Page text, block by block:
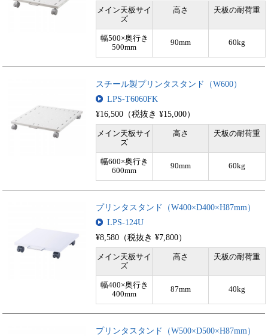
メイン天板サイ
ズ
高さ 天板の耐荷重
幅500×奥行き
500mm
90mm 60kg
スチール製プリンタスタンド（W600）
LPS-T6060FK
¥16,500（税抜き ¥15,000）
メイン天板サイ
ズ
高さ 天板の耐荷重
幅600×奥行き
600mm
90mm 60kg
プリンタスタンド（W400×D400×H87mm）
LPS-124U
¥8,580（税抜き ¥7,800）
メイン天板サイ
ズ
高さ 天板の耐荷重
幅400×奥行き
400mm
87mm 40kg
プリンタスタンド（W500×D500×H87mm）